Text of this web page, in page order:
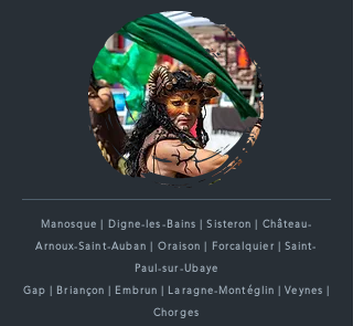
Manosque | Digne-les-Bains | Sisteron | Château-
Arnoux-Saint-Auban | Oraison | Forcalquier | Saint-
Paul-sur-Ubaye
Gap | Briançon | Embrun | Laragne-Montéglin | Veynes |
Chorges